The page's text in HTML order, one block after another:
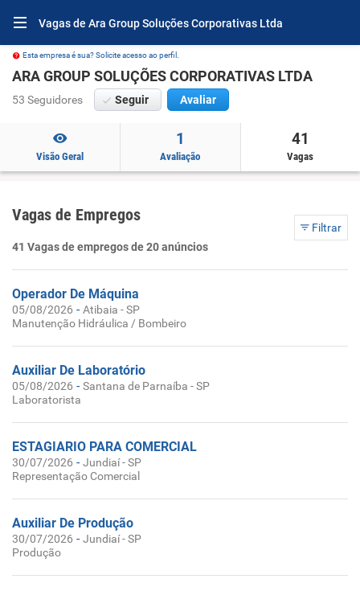
Vagas de Ara Group Soluções Corporativas Ltda
Esta empresa é sua? Solicite acesso ao perfil.
ARA GROUP SOLUÇÕES CORPORATIVAS LTDA
53 Seguidores Seguir Avaliar
Visão Geral
1
Avaliação
41
Vagas
Vagas de Empregos
Filtrar
41 Vagas de empregos de 20 anúncios
Operador De Máquina
05/08/2026 -Atibaia - SP
Manutenção Hidráulica / Bombeiro
Auxiliar De Laboratório
05/08/2026 -Santana de Parnaíba - SP
Laboratorista
ESTAGIARIO PARA COMERCIAL
30/07/2026 -Jundiaí - SP
Representação Comercial
Auxiliar De Produção
30/07/2026 -Jundiaí - SP
Produção